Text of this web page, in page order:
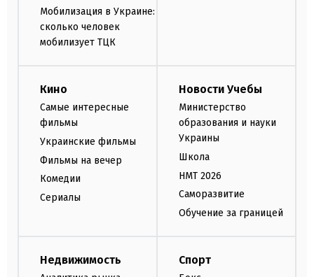
Мобилизация в Украине:
сколько человек
мобилизует ТЦК
Кино
Самые интересные
фильмы
Украинские фильмы
Фильмы на вечер
Комедии
Сериалы
Новости Учебы
Министерство
образования и науки
Украины
Школа
НМТ 2026
Саморазвитие
Обучение за границей
Недвижимость Спорт